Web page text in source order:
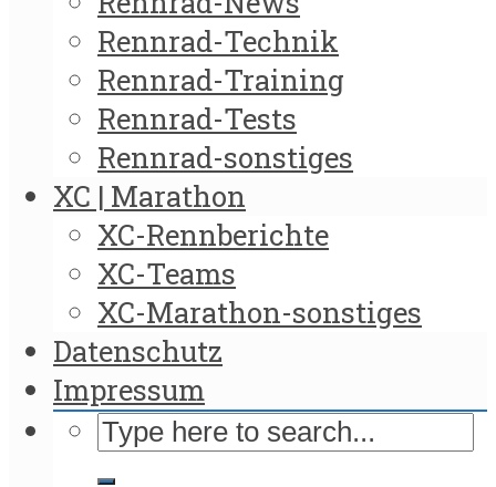
Rennrad-Technik
Rennrad-Training
Rennrad-Tests
Rennrad-sonstiges
XC | Marathon
XC-Rennberichte
XC-Teams
XC-Marathon-sonstiges
Datenschutz
Impressum